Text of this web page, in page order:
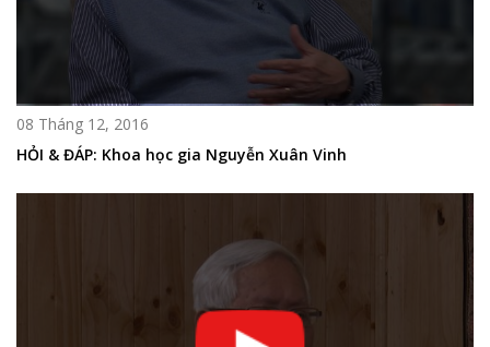
08 Tháng 12, 2016
HỎI & ĐÁP: Khoa học gia Nguyễn Xuân Vinh